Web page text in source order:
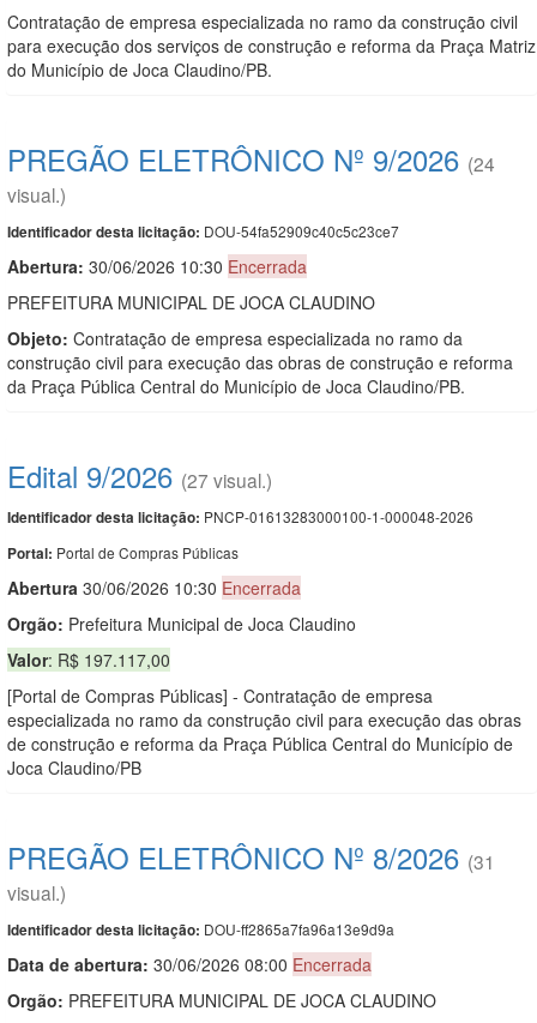
Contratação de empresa especializada no ramo da construção civil
para execução dos serviços de construção e reforma da Praça Matriz
do Município de Joca Claudino/PB.
PREGÃO ELETRÔNICO Nº 9/2026 (24
visual.)
Identificador desta licitação: DOU-54fa52909c40c5c23ce7
Abertura: 30/06/2026 10:30 Encerrada
PREFEITURA MUNICIPAL DE JOCA CLAUDINO
Objeto: Contratação de empresa especializada no ramo da
construção civil para execução das obras de construção e reforma
da Praça Pública Central do Município de Joca Claudino/PB.
Edital 9/2026 (27 visual.)
Identificador desta licitação: PNCP-01613283000100-1-000048-2026
Portal: Portal de Compras Públicas
Abertura 30/06/2026 10:30 Encerrada
Orgão: Prefeitura Municipal de Joca Claudino
Valor: R$ 197.117,00
[Portal de Compras Públicas] - Contratação de empresa
especializada no ramo da construção civil para execução das obras
de construção e reforma da Praça Pública Central do Município de
Joca Claudino/PB
PREGÃO ELETRÔNICO Nº 8/2026 (31
visual.)
Identificador desta licitação: DOU-ff2865a7fa96a13e9d9a
Data de abertura: 30/06/2026 08:00 Encerrada
Orgão: PREFEITURA MUNICIPAL DE JOCA CLAUDINO